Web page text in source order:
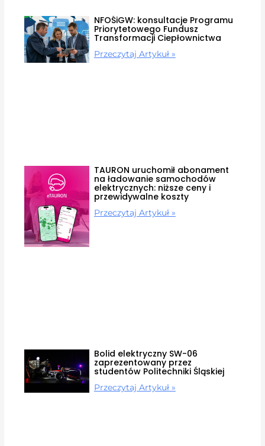
NFOŚiGW: konsultacje Programu
Priorytetowego Fundusz
Transformacji Ciepłownictwa
Przeczytaj Artykuł »
TAURON uruchomił abonament
na ładowanie samochodów
elektrycznych: niższe ceny i
przewidywalne koszty
Przeczytaj Artykuł »
Bolid elektryczny SW-06
zaprezentowany przez
studentów Politechniki Śląskiej
Przeczytaj Artykuł »